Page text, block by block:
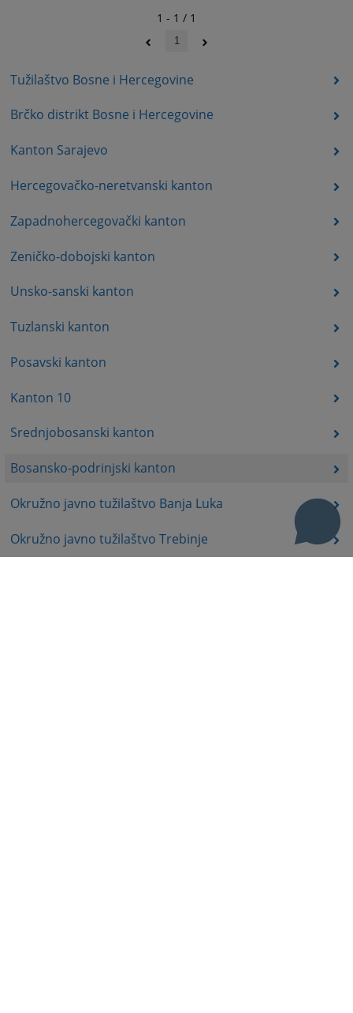
Tužilaštvo Bosne i Hercegovine
Brčko distrikt Bosne i Hercegovine
Kanton Sarajevo
Hercegovačko-neretvanski kanton
Zapadnohercegovački kanton
Zeničko-dobojski kanton
Unsko-sanski kanton
Tuzlanski kanton
Posavski kanton
Kanton 10
Srednjobosanski kanton
Bosansko-podrinjski kanton
Okružno javno tužilaštvo Banja Luka
Okružno javno tužilaštvo Trebinje
1 - 1 / 1
1